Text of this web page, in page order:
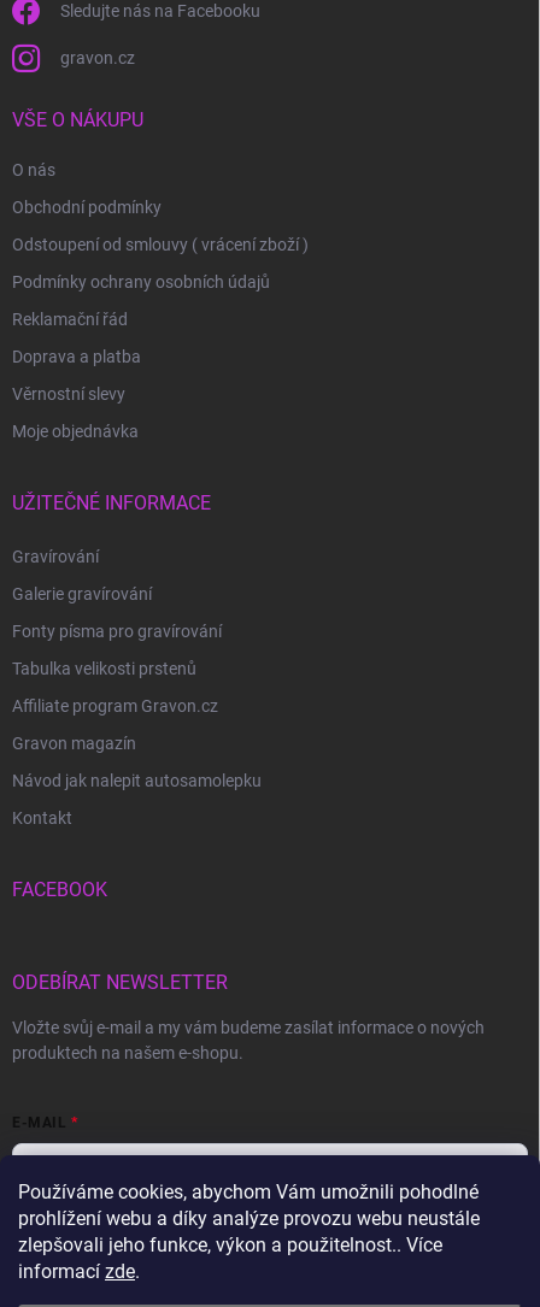
Používáme cookies, abychom Vám umožnili pohodlné
prohlížení webu a díky analýze provozu webu neustále
zlepšovali jeho funkce, výkon a použitelnost.. Více
informací zde.
Sledujte nás na Facebooku
gravon.cz
VŠE O NÁKUPU
O nás
Obchodní podmínky
Odstoupení od smlouvy ( vrácení zboží )
Podmínky ochrany osobních údajů
Reklamační řád
Doprava a platba
Věrnostní slevy
Moje objednávka
UŽITEČNÉ INFORMACE
Gravírování
Galerie gravírování
Fonty písma pro gravírování
Tabulka velikosti prstenů
Affiliate program Gravon.cz
Gravon magazín
Návod jak nalepit autosamolepku
Kontakt
FACEBOOK
ODEBÍRAT NEWSLETTER
Vložte svůj e-mail a my vám budeme zasílat informace o nových
produktech na našem e-shopu.
E-MAIL
Vložením e-mailu souhlasíte spodmínkami ochrany osobních údajů
Přihlásit se